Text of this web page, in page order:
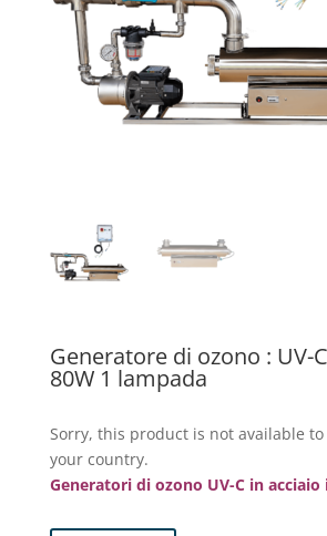
Generatore di ozono : UV-
80W 1 lampada
Sorry, this product is not available
your country.
Generatori di ozono UV-C in acciaio